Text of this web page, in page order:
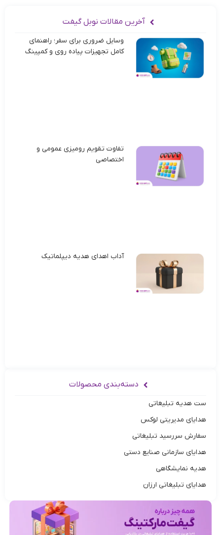
آخرین مقالات نوبل گیفت
وسایل ضروری برای سفر؛ راهنمای
کامل تجهیزات پیاده روی و کمپینگ
تفاوت تقویم رومیزی عمومی و
اختصاصی
آداب اهدای هدیه دیپلماتیک
دسته‌بندی محصولات
ست هدیه تبلیغاتی
هدایای مدیریتی لوکس
سفارش سررسید تبلیغاتی
هدایای سازمانی صنایع دستی
هدیه نمایشگاهی
هدایای تبلیغاتی ارزان